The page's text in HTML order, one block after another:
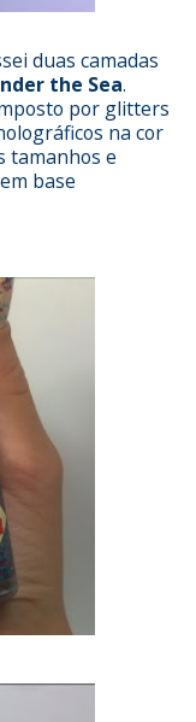
duas camadas
the Sea.
por glitters
na cor
tamanhos e
base